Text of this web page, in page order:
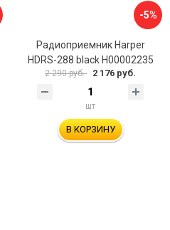
-5%
Радиоприемник Harper
HDRS-288 black H00002235
2 290 руб. 2 176 руб.
шт
В КОРЗИНУ